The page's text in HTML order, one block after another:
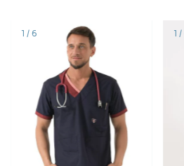
1 / 6 1 /